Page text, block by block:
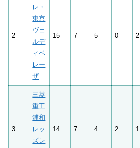
2
レ・
東京
ヴェ
ルデ
ィベ
レー
ザ
15 7 5 0 2
3
三菱
重工
浦和
レッ
ズレ
14 7 4 2 1